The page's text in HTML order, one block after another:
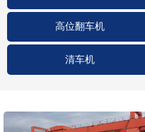
高位翻车机
清车机